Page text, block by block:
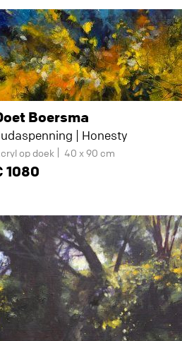
Boersma
| Honesty
op doek 40 x 90 cm
1080